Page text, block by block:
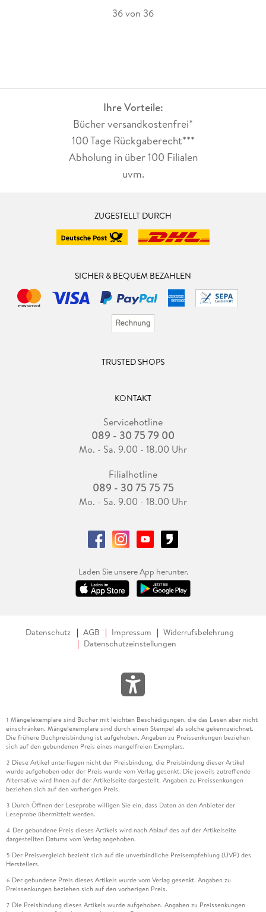
36 von 36
Ihre Vorteile:
Bücher versandkostenfrei*
100 Tage Rückgaberecht***
Abholung in über 100 Filialen
uvm.
ZUGESTELLT DURCH
SICHER & BEQUEM BEZAHLEN
TRUSTED SHOPS
KONTAKT
Servicehotline
089 - 30 75 79 00
Mo. - Sa. 9.00 - 18.00 Uhr
Filialhotline
089 - 30 75 75 75
Mo. - Sa. 9.00 - 18.00 Uhr
Laden Sie unsere App herunter.
Datenschutz AGB Impressum
Widerrufsbelehrung
Datenschutzeinstellungen
1 Mängelexemplare sind Bücher mit leichten Beschädigungen, die das Lesen aber nicht
einschränken. Mängelexemplare sind durch einen Stempel als solche gekennzeichnet.
Die frühere Buchpreisbindung ist aufgehoben. Angaben zu Preissenkungen beziehen
sich auf den gebundenen Preis eines mangelfreien Exemplars.
2 Diese Artikel unterliegen nicht der Preisbindung, die Preisbindung dieser Artikel
wurde aufgehoben oder der Preis wurde vom Verlag gesenkt. Die jeweils zutreffende
Alternative wird Ihnen auf der Artikelseite dargestellt. Angaben zu Preissenkungen
beziehen sich auf den vorherigen Preis.
3 Durch Öffnen der Leseprobe willigen Sie ein, dass Daten an den Anbieter der
Leseprobe übermittelt werden.
4 Der gebundene Preis dieses Artikels wird nach Ablauf des auf der Artikelseite
dargestellten Datums vom Verlag angehoben.
5 Der Preisvergleich bezieht sich auf die unverbindliche Preisempfehlung (UVP) des
Herstellers.
6 Der gebundene Preis dieses Artikels wurde vom Verlag gesenkt. Angaben zu
Preissenkungen beziehen sich auf den vorherigen Preis.
7 Die Preisbindung dieses Artikels wurde aufgehoben. Angaben zu Preissenkungen